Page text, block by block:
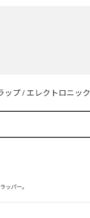
ップ / エレクトロニック
ッパー。